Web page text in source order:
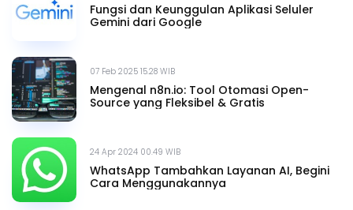
Fungsi dan Keunggulan Aplikasi Seluler
Gemini dari Google
07 Feb 2025 15.28 WIB
Mengenal n8n.io: Tool Otomasi Open-
Source yang Fleksibel & Gratis
24 Apr 2024 00.49 WIB
WhatsApp Tambahkan Layanan AI, Begini
Cara Menggunakannya